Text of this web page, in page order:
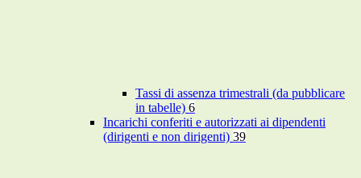
Tassi di assenza trimestrali (da pubblicare
in tabelle) 6
Incarichi conferiti e autorizzati ai dipendenti
(dirigenti e non dirigenti) 39